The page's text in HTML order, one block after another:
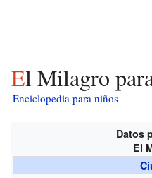
El Milagro
Enciclopedia para niños
Datos
El